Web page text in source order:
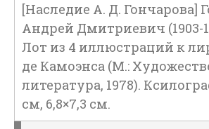
[Наследие А. Д. Гончарова]
Андрей Дмитриевич (1903-
Лот из 4 иллюстраций к
де Камоэнса (М.:
литература, 1978).
см, 6,8×7,3 см.